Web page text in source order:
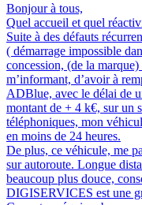
Bonjour à tous,
Quel accueil et quel
Suite à des défauts
( démarrage impossible
concession, (de la
m’informant, d’avoir à
ADBlue, avec le délai de
montant de + 4 k€, sur un
téléphoniques, mon
en moins de 24 heures.
De plus, ce véhicule, me
sur autoroute. Longue
beaucoup plus douce,
DIGISERVICES est une